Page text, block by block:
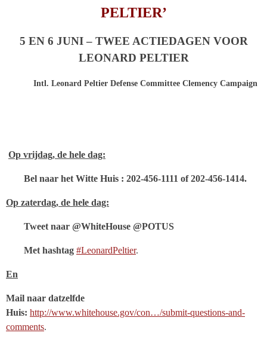
PELTIER’
5 EN 6 JUNI – TWEE ACTIEDAGEN VOOR
LEONARD PELTIER
Intl. Leonard Peltier Defense Committee Clemency Campaign
Op vrijdag, de hele dag:
Bel naar het Witte Huis : 202-456-1111 of 202-456-1414.
Op zaterdag, de hele dag:
Tweet naar @WhiteHouse @POTUS
Met hashtag ‪#‎LeonardPeltier‬.
En
Mail naar datzelfde
Huis: http://www.whitehouse.gov/con…/submit-questions-and-
comments.